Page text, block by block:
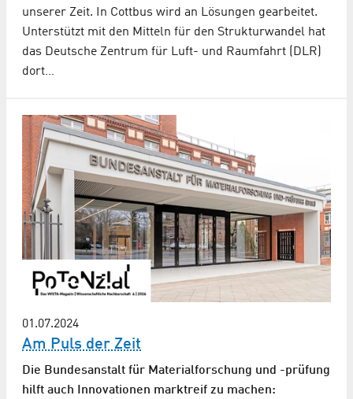
unserer Zeit. In Cottbus wird an Lösungen gearbeitet.
Unterstützt mit den Mitteln für den Strukturwandel hat
das Deutsche Zentrum für Luft- und Raumfahrt (DLR)
dort…
01.07.2024
Am Puls der Zeit
Die Bundesanstalt für Materialforschung und -prüfung
hilft auch Innovationen marktreif zu machen: